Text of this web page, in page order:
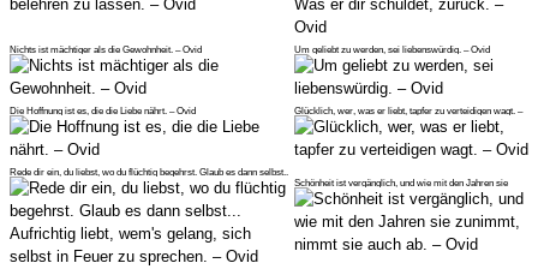
Nichts ist mächtiger als die Gewohnheit. – Ovid Um geliebt zu werden, sei liebenswürdig. – Ovid
Die Hoffnung ist es, die die Liebe nährt. – Ovid
Glücklich, wer, was er liebt, tapfer zu verteidigen wagt. –
Ovid
Rede dir ein, du liebst, wo du flüchtig begehrst. Glaub es dann selbst..
Schönheit ist vergänglich, und wie mit den Jahren sie
zunimmt, nimmt sie